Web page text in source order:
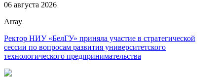
06 августа 2026
Array
Ректор НИУ «БелГУ» приняла участие в стратегической
сессии по вопросам развития университетского
технологического предпринимательства